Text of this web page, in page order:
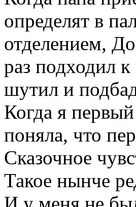
определят в
отделением,
раз подходил
шутил и
Когда я
поняла, что
Сказочное
Такое нынче